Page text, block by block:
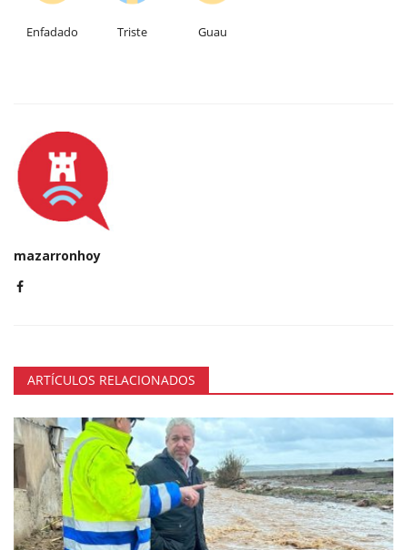
Enfadado Triste Guau
mazarronhoy
ARTÍCULOS RELACIONADOS